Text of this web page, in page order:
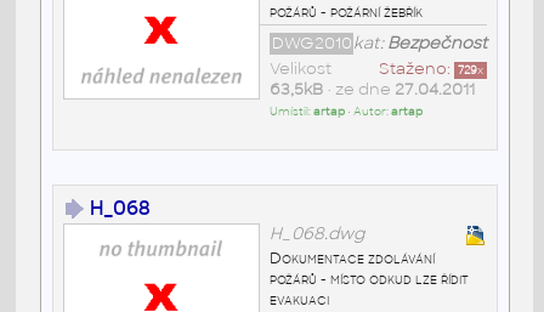
požárů - požární žebřík
kat:Bezpečnost
DWG2010
Staženo: 729x
Velikost
63,5kB• ze dne 27.04.2011
Umístil:artap• Autor:artap
H_068
H_068.dwg
Dokumentace zdolávání
požárů - místo odkud lze řídit
evakuaci